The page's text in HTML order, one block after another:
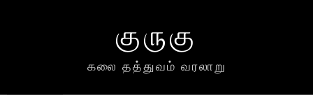
குருகு
கலை தத்துவம் வரலாறு